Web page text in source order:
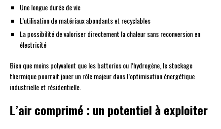
Une longue durée de vie
L’utilisation de matériaux abondants et recyclables
La possibilité de valoriser directement la chaleur sans reconversion en
électricité
Bien que moins polyvalent que les batteries ou l’hydrogène, le stockage
thermique pourrait jouer un rôle majeur dans l’optimisation énergétique
industrielle et résidentielle.
L’air comprimé : un potentiel à exploiter